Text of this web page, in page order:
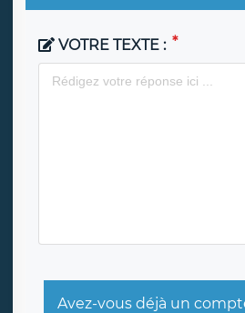
VOTRE TEXTE :
Avez-vous déjà un